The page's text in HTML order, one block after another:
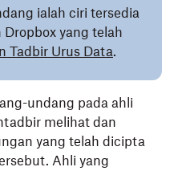
ialah ciri tersedia
yang telah
Tadbir Urus Data.
undang pada ahli
melihat dan
yang telah dicipta
Ahli yang